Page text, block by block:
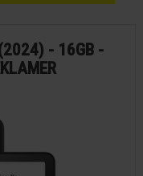
- 16GB -